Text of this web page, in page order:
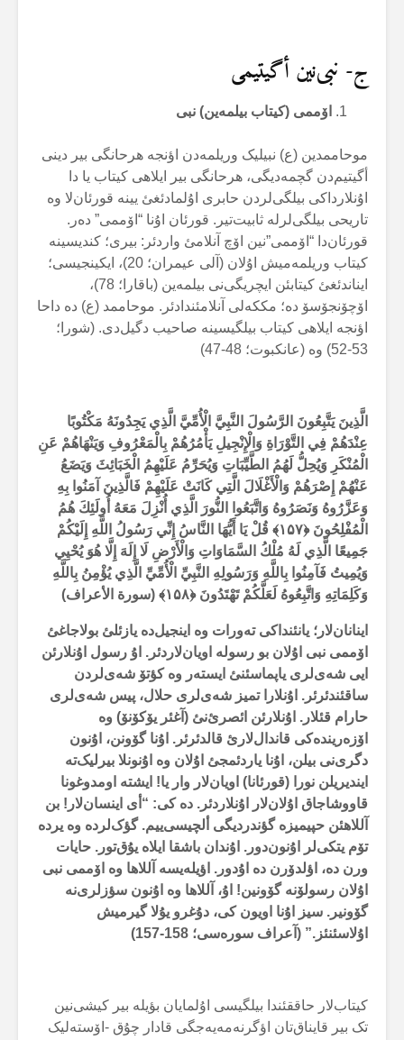
ج- نبی‌نین أگیتیمی
اۆممی (کیتاب بیلمەین) نبی
موحاممدین (ع) نبیلیک وریلمەدن اؤنجە هرحانگی بیر دینی
أگیتیم‌دن گچمەدیگی، هرحانگی بیر ایلاهی کیتاب یا دا
اۇنلارداکی بیلگی‌لردن حابری اۇلمادئغئ یینە قورئان‌لا وە
تاریحی بیلگی‌لرلە ثابیت‌تیر. قورئان اۇنا “اۆممی” دەر.
قورئان‌دا “اۆممی”نین اۆچ آنلامئ واردئر: بیری؛ کندیسینە
کیتاب وریلمەمیش اۇلان (آلی عیمران؛ 20)، ایکینجیسی؛
ایناندئغئ کیتابئن ایچریگی‌نی بیلمەین (باقارا؛ 78)،
اۆچۆنجۆسۆ دە؛ مککەلی آنلامئندادئر. موحاممد (ع) دە داحا
اؤنجە ایلاهی کیتاب بیلگیسینە صاحیب دگیل‌دی. (شورا؛
53-52) وە (عانکبوت؛ 48-47)
الَّذِينَ يَتَّبِعُونَ الرَّسُولَ النَّبِيَّ الْأُمِّيَّ الَّذِي يَجِدُونَهُ مَكْتُوبًا
عِنْدَهُمْ فِي التَّوْرَاةِ وَالْإِنْجِيلِ يَأْمُرُهُمْ بِالْمَعْرُوفِ وَيَنْهَاهُمْ عَنِ
الْمُنْكَرِ وَيُحِلُّ لَهُمُ الطَّيِّبَاتِ وَيُحَرِّمُ عَلَيْهِمُ الْخَبَائِثَ وَيَضَعُ
عَنْهُمْ إِصْرَهُمْ وَالْأَغْلَالَ الَّتِي كَانَتْ عَلَيْهِمْ فَالَّذِينَ آمَنُوا بِهِ
وَعَزَّرُوهُ وَنَصَرُوهُ وَاتَّبَعُوا النُّورَ الَّذِي أُنْزِلَ مَعَهُ أُولَئِكَ هُمُ
الْمُفْلِحُونَ ﴿۱۵۷﴾ قُلْ يَا أَيُّهَا النَّاسُ إِنِّي رَسُولُ اللَّهِ إِلَيْكُمْ
جَمِيعًا الَّذِي لَهُ مُلْكُ السَّمَاوَاتِ وَالْأَرْضِ لَا إِلَهَ إِلَّا هُوَ يُحْيِي
وَيُمِيتُ فَآمِنُوا بِاللَّهِ وَرَسُولِهِ النَّبِيِّ الْأُمِّيِّ الَّذِي يُؤْمِنُ بِاللَّهِ
وَكَلِمَاتِهِ وَاتَّبِعُوهُ لَعَلَّكُمْ تَهْتَدُونَ ﴿۱۵۸﴾ (سورة الأعراف)
اینانان‌لار؛ یانئنداکی تەورات وە اینجیل‌دە یازئلئ بولاجاغئ
اۆممی نبی اۇلان بو رسولە اویان‌لاردئر. اۇ رسول اۇنلارئن
ایی شەی‌لری یاپماسئنئ ایستەر وە کؤتۆ شەی‌لردن
ساقئندئرئر. اۇنلارا تمیز شەی‌لری حلال، پیس شەی‌لری
حارام قئلار. اۇنلارئن ائصرئ‌نئ (آغئر یۆکۆنۆ) وە
اۆزەریندەکی قاندال‌لارئ قالدئرئر. اۇنا گۆونن، اۇنون
دگری‌نی بیلن، اۇنا یاردئمجئ اۇلان وە اۇنونلا بیرلیک‌تە
ایندیریلن نورا (قورئانا) اویان‌لار وار یا! ایشتە اومدوغونا
قاووشاجاق اۇلان‌لار اۇنلاردئر. دە کی: “أی اینسان‌لار! بن
آللاهئن حپیمیزە گؤندردیگی ألچیسی‌ییم. گؤک‌لردە وە یردە
تۆم یتکی‌لر اۇنون‌دور. اۇندان باشقا ایلاە یۇق‌تور. حایات
ورن دە، اؤلدۆرن دە اۇدور. اؤیلەیسە آللاها وە اۆممی نبی
اۇلان رسولۆنە گۆونین! اۇ، آللاها وە اۇنون سؤزلری‌نە
گۆونیر. سیز اۇنا اویون کی، دۇغرو یۇلا گیرمیش
اۇلاسئنئز.” (آعراف سورەسی؛ 158-157
)
کیتاب‌لار حاققئندا بیلگیسی اۇلمایان بؤیلە بیر کیشی‌نین
تک بیر قایناق‌تان اؤگرنەمەیەجگی قادار چۇق -اۆستەلیک